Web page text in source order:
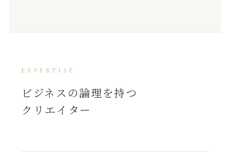
EXPERTISE
ビジネスの論理を持つ
クリエイター